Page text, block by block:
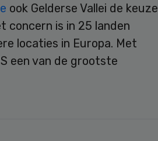
ook Gelderse Vallei de keuze
concern is in 25 landen
locaties in Europa. Met
een van de grootste